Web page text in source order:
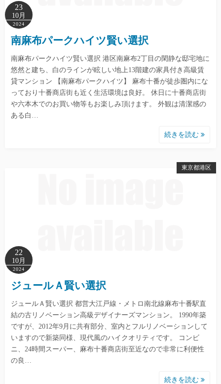
23
10月
2024
南麻布パークハイツ賢い選択
南麻布パークハイツ賢い選択 港区南麻布2丁目の閑静な邸宅地に
悠然と建ち、白のラインが眩しい地上13階建の家具付き高級賃
貸マンション 【南麻布パークハイツ】 麻布十番が徒歩圏内にな
っており十番商店街も近く生活環境は良好。 休日に十番商店街
や六本木でのお買い物等もお楽しみ頂けます。 外観は清潔感の
ある白…
続きを読む
東京都港区
22
10月
2024
ジュールＡ賢い選択
ジュールＡ賢い選択 都営大江戸線・メトロ南北線麻布十番駅直
結の古リノベーション高級デザイナーズマンション。 1990年築
ですが、2012年9月に共有部分、室内とフルリノベーションして
いますので新築同様、現代風のハイクオリティです。 コンビ
ニ、24時間スーパー、麻布十番商店街至近なので非常に利便性
の良…
続きを読む